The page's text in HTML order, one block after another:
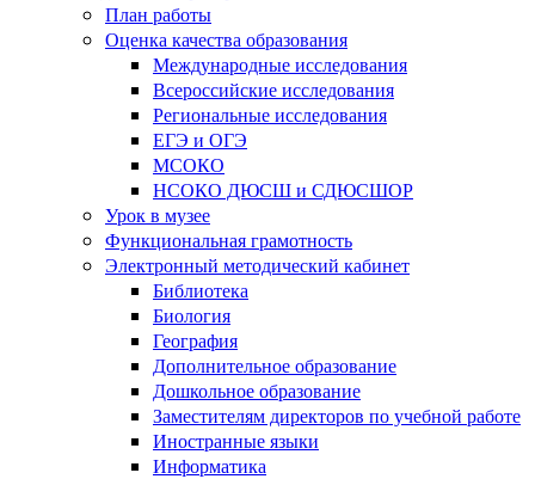
План работы
Оценка качества образования
Международные исследования
Всероссийские исследования
Региональные исследования
ЕГЭ и ОГЭ
МСОКО
НСОКО ДЮСШ и СДЮСШОР
Урок в музее
Функциональная грамотность
Электронный методический кабинет
Библиотека
Биология
География
Дополнительное образование
Дошкольное образование
Заместителям директоров по учебной работе
Иностранные языки
Информатика